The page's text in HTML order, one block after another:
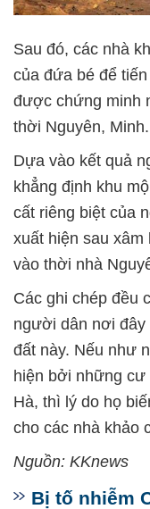
Sau đó, các nhà
của đứa bé để
được chứng minh
thời Nguyên, Minh.
Dựa vào kết quả
khẳng định khu
cất riêng biệt của
xuất hiện sau
vào thời nhà
Các ghi chép đều
người dân nơi đây
đất này. Nếu như
hiện bởi những cư
Hà, thì lý do họ
cho các nhà khảo
Nguồn: KKnews
Bị tố nhiễm